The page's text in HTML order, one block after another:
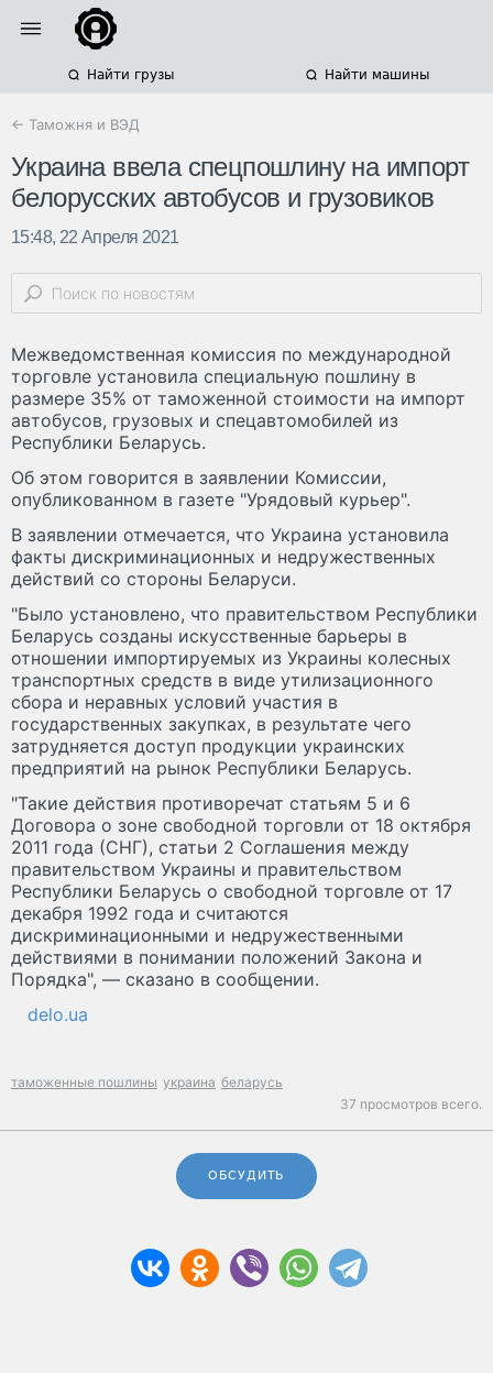
Найти грузы Найти машины
← Таможня и ВЭД
Украина ввела спецпошлину на импорт
белорусских автобусов и грузовиков
15:48, 22 Апреля 2021
Межведомственная комиссия по международной
торговле установила специальную пошлину в
размере 35% от таможенной стоимости на импорт
автобусов, грузовых и спецавтомобилей из
Республики Беларусь.
Об этом говорится в заявлении Комиссии,
опубликованном в газете "Урядовый курьер".
В заявлении отмечается, что Украина установила
факты дискриминационных и недружественных
действий со стороны Беларуси.
"Было установлено, что правительством Республики
Беларусь созданы искусственные барьеры в
отношении импортируемых из Украины колесных
транспортных средств в виде утилизационного
сбора и неравных условий участия в
государственных закупках, в результате чего
затрудняется доступ продукции украинских
предприятий на рынок Республики Беларусь.
"Такие действия противоречат статьям 5 и 6
Договора о зоне свободной торговли от 18 октября
2011 года (СНГ), статьи 2 Соглашения между
правительством Украины и правительством
Республики Беларусь о свободной торговле от 17
декабря 1992 года и считаются
дискриминационными и недружественными
действиями в понимании положений Закона и
Порядка", — сказано в сообщении.
delo.ua
таможенные пошлины украина беларусь
37 просмотров всего.
ОБСУДИТЬ